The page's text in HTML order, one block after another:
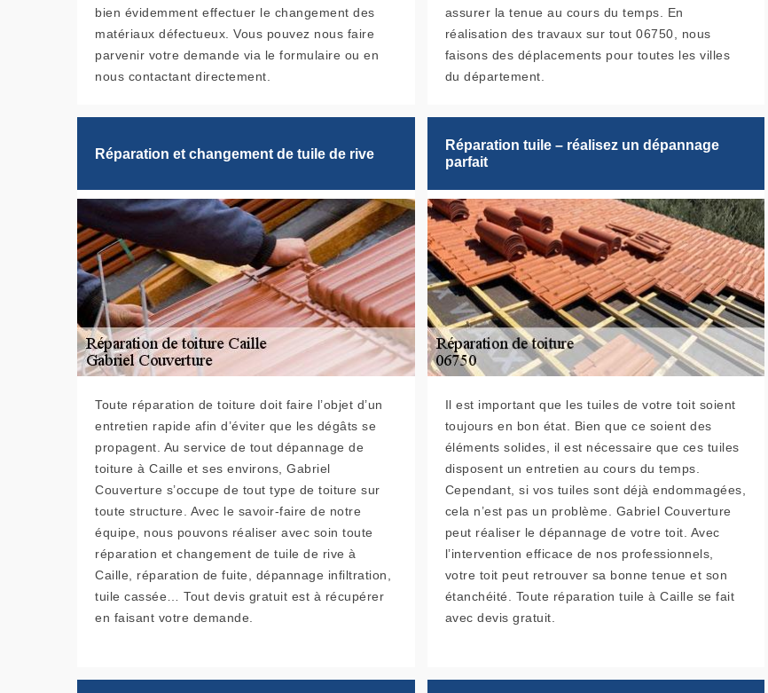
bien évidemment effectuer le changement des
matériaux défectueux. Vous pouvez nous faire
parvenir votre demande via le formulaire ou en
nous contactant directement.
assurer la tenue au cours du temps. En
réalisation des travaux sur tout 06750, nous
faisons des déplacements pour toutes les villes
du département.
Réparation et changement de tuile de rive
Toute réparation de toiture doit faire l’objet d’un
entretien rapide afin d’éviter que les dégâts se
propagent. Au service de tout dépannage de
toiture à Caille et ses environs, Gabriel
Couverture s’occupe de tout type de toiture sur
toute structure. Avec le savoir-faire de notre
équipe, nous pouvons réaliser avec soin toute
réparation et changement de tuile de rive à
Caille, réparation de fuite, dépannage infiltration,
tuile cassée… Tout devis gratuit est à récupérer
en faisant votre demande.
Réparation tuile – réalisez un dépannage
parfait
Il est important que les tuiles de votre toit soient
toujours en bon état. Bien que ce soient des
éléments solides, il est nécessaire que ces tuiles
disposent un entretien au cours du temps.
Cependant, si vos tuiles sont déjà endommagées,
cela n’est pas un problème. Gabriel Couverture
peut réaliser le dépannage de votre toit. Avec
l’intervention efficace de nos professionnels,
votre toit peut retrouver sa bonne tenue et son
étanchéité. Toute réparation tuile à Caille se fait
avec devis gratuit.